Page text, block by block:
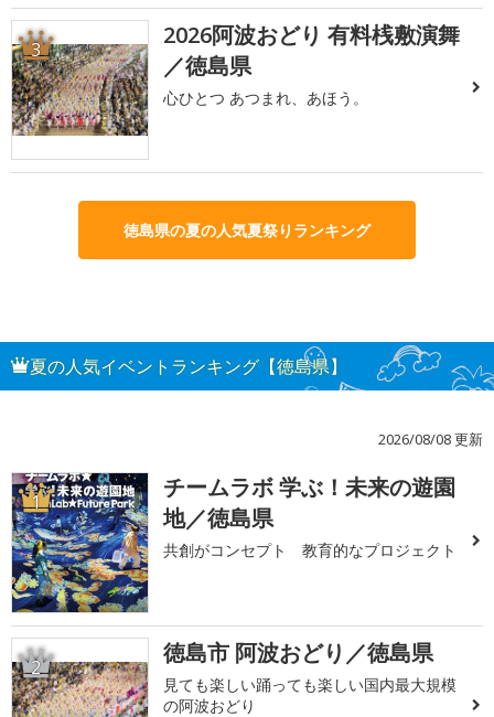
3
2026阿波おどり 有料桟敷演舞
／徳島県
心ひとつ あつまれ、あほう。
徳島県の夏の人気夏祭りランキング
夏の人気イベントランキング【徳島県】
2026/08/08 更新
1
チームラボ 学ぶ！未来の遊園
地／徳島県
共創がコンセプト 教育的なプロジェクト
2 徳島市 阿波おどり／徳島県
見ても楽しい踊っても楽しい国内最大規模
の阿波おどり